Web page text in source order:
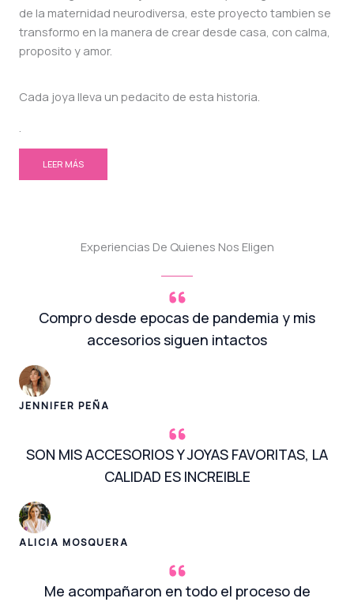
de la maternidad neurodiversa, este proyecto tambien se
transformo en la manera de crear desde casa, con calma,
proposito y amor.
Cada joya lleva un pedacito de esta historia.
.
LEER MÁS
Experiencias De Quienes Nos Eligen
Compro desde epocas de pandemia y mis
accesorios siguen intactos
JENNIFER PEÑA
SON MIS ACCESORIOS Y JOYAS FAVORITAS, LA
CALIDAD ES INCREIBLE
ALICIA MOSQUERA
Me acompañaron en todo el proceso de